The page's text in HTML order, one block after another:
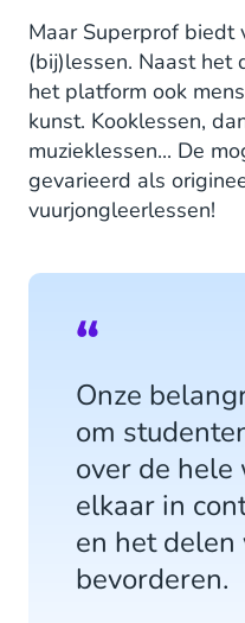
Maar Superprof biedt
(bij)lessen. Naast het
het platform ook
kunst. Kooklessen,
muzieklessen... De
gevarieerd als
vuurjongleerlessen!
Onze
om
over de
elkaar in
en het delen
bevorderen.